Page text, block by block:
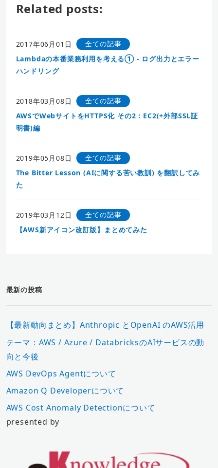
Related posts:
2017年06月01日
全ての記事
Lambdaの本番業務利用を考える① - ログ出力とエラー
ハンドリング
2018年03月08日
全ての記事
AWSでWebサイトをHTTPS化 その2：EC2(+外部SSL証
明書)編
2019年05月08日
全ての記事
The Bitter Lesson (AIに関する苦い教訓) を翻訳してみ
た
2019年03月12日
全ての記事
【AWS新アイコン改訂版】まとめてみた
最新の投稿
【最新動向まとめ】Anthropic とOpenAI のAWS活用
テーマ：AWS / Azure / DatabricksのAIサービスの動
向と今後
AWS DevOps Agentについて
Amazon Q Developerについて
AWS Cost Anomaly Detectionについて
presented by